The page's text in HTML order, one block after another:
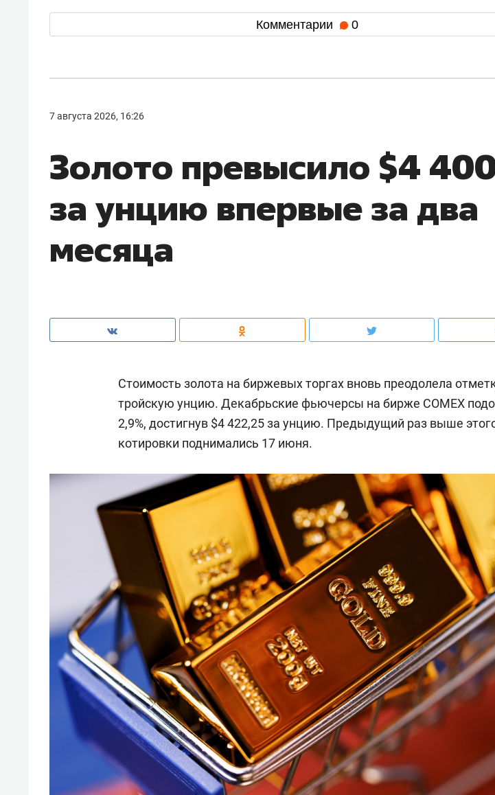
Комментарии 0
7 августа 2026, 16:26
Золото превысило $4
за унцию впервые за два
месяца
Стоимость золота на биржевых торгах вновь преодолела
тройскую унцию. Декабрьские фьючерсы на бирже COMEX
2,9%, достигнув $4 422,25 за унцию. Предыдущий раз выше
котировки поднимались 17 июня.